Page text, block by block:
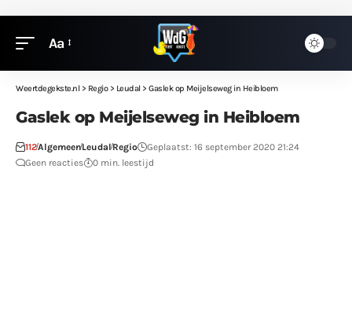
Aa
Weertdegekste.nl> Regio> Leudal> Gaslek op Meijelseweg in Heibloem
Gaslek op Meijelseweg in Heibloem
112AlgemeenLeudalRegio
Geplaatst: 16 september 2020 21:24
Geen reacties
0 min. leestijd